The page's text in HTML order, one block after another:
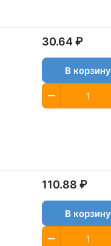
30.64 ₽
В корзину
110.88 ₽
В корзину